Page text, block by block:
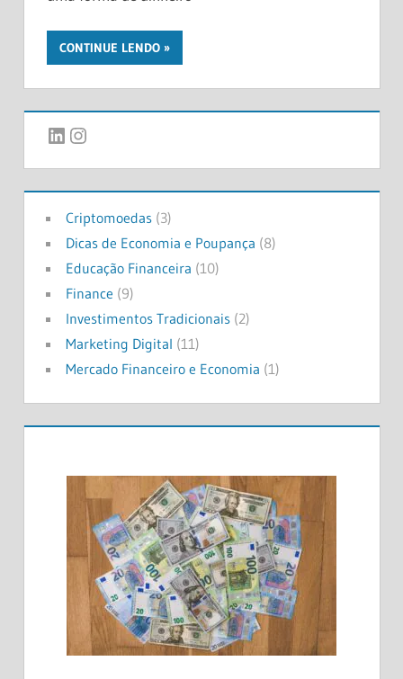
CONTINUE LENDO
LinkedIn
Instagram
Criptomoedas(3)
Dicas de Economia e Poupança (8)
Educação Financeira (10)
Finance (9)
Investimentos Tradicionais(2)
Marketing Digital (11)
Mercado Financeiro e Economia (1)